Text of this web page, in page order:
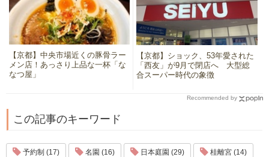
【京都】中央市場近くの豚骨ラー
メン店！あっさり上品な一杯「な
なつ屋」
【京都】ショック、53年愛された
「西友」が9月で閉店へ 大型総
合スーパー時代の象徴
Recommended by
この記事のキーワード
予約制 (17) 名園 (16) 日本庭園 (29) 桂離宮 (14)